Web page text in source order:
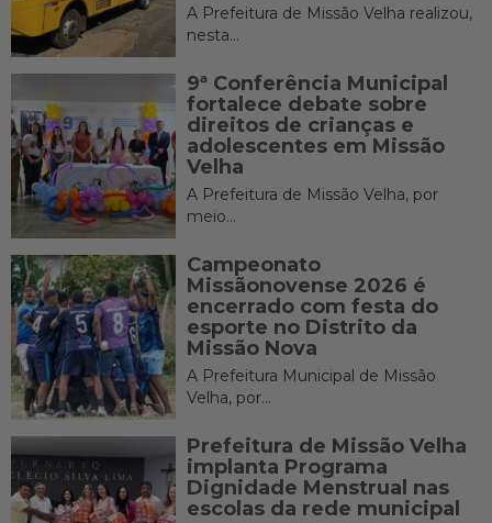
A Prefeitura de Missão Velha realizou,
nesta...
9ª Conferência Municipal
fortalece debate sobre
direitos de crianças e
adolescentes em Missão
Velha
A Prefeitura de Missão Velha, por
meio...
Campeonato
Missãonovense 2026 é
encerrado com festa do
esporte no Distrito da
Missão Nova
A Prefeitura Municipal de Missão
Velha, por...
Prefeitura de Missão Velha
implanta Programa
Dignidade Menstrual nas
escolas da rede municipal